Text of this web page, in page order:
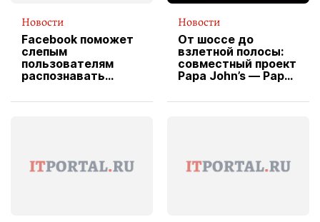
Новости
Facebook поможет
слепым
пользователям
распознавать
Новости
От шоссе до
взлетной полосы:
совместный проект
Papa John’s — Papa
вводит